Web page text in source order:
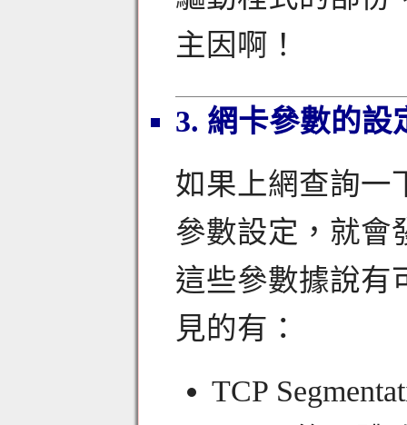
主因啊！
3. 網卡參數的設
如果上網查詢一
參數設定，就會
這些參數據說有
見的有：
TCP